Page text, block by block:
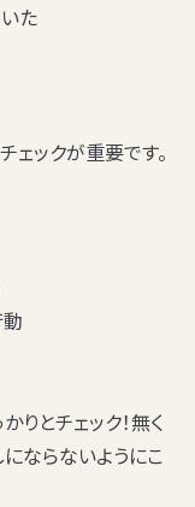
た
ェックが重要です。
りとチェック！無く
にならないようにこ